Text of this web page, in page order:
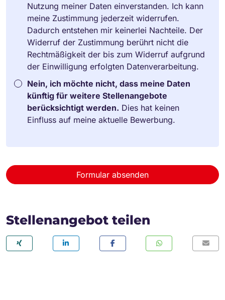
Nutzung meiner Daten einverstanden. Ich kann
meine Zustimmung jederzeit widerrufen.
Dadurch entstehen mir keinerlei Nachteile. Der
Widerruf der Zustimmung berührt nicht die
Rechtmäßigkeit der bis zum Widerruf aufgrund
der Einwilligung erfolgten Datenverarbeitung.
Nein, ich möchte nicht, dass meine Daten
künftig für weitere Stellenangebote
berücksichtigt werden. Dies hat keinen
Einfluss auf meine aktuelle Bewerbung.
Formular absenden
Stellenangebot teilen